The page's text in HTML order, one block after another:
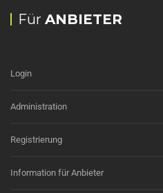
Für ANBIETER
Login
Administration
Registrierung
Information für Anbieter